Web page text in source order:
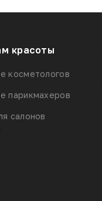
красоты
косметологов
парикмахеров
салонов